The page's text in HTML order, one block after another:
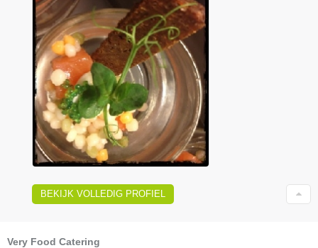
BEKIJK VOLLEDIG PROFIEL
Very Food Catering